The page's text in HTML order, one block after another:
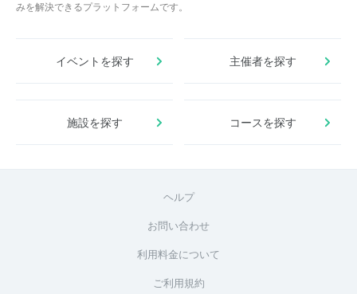
みを解決できるプラットフォームです。
イベントを探す 主催者を探す
施設を探す コースを探す
ヘルプ
お問い合わせ
利用料金について
ご利用規約